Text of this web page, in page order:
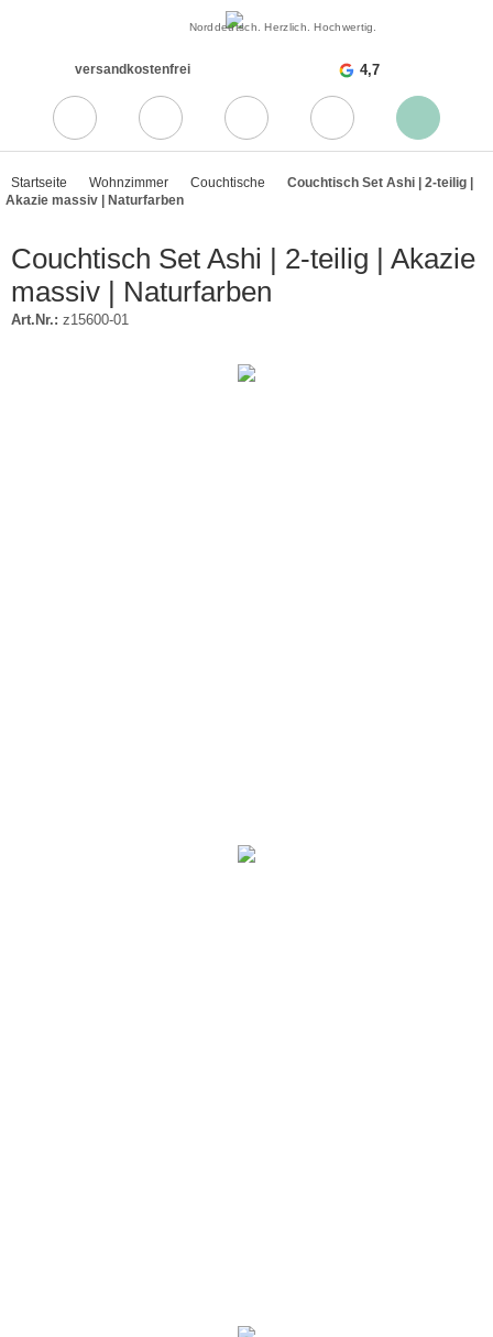
Norddeutsch. Herzlich. Hochwertig.
versandkostenfrei 4,7
Startseite Wohnzimmer Couchtische
Couchtisch Set Ashi | 2-teilig |
Akazie massiv | Naturfarben
Couchtisch Set Ashi | 2-teilig | Akazie
massiv | Naturfarben
Art.Nr.: z15600-01